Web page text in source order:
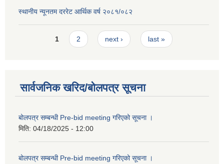
स्थानीय न्यूनतम दररेट आर्थिक वर्ष २०८१/०८२
Pages1 2 next › last »
सार्वजनिक खरिद/बोलपत्र सूचना
बोलपत्र सम्बन्धी Pre-bid meeting गरिएको सूचना ।
मिति: 04/18/2025 - 12:00
बोलपत्र सम्बन्धी Pre-bid meeting गरिएको सूचना ।